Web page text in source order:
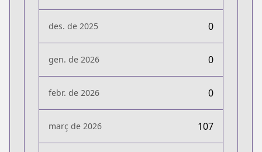
des. de 2025 0
gen. de 2026 0
febr. de 2026 0
març de 2026 107